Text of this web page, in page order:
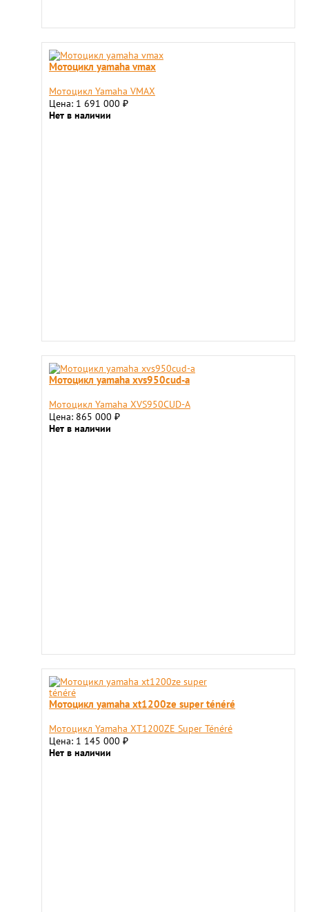
Мотоцикл yamaha vmax
Мотоцикл Yamaha VMAX
Цена: 1 691 000 ₽
Нет в наличии
Мотоцикл yamaha xvs950cud-a
Мотоцикл Yamaha XVS950CUD-A
Цена: 865 000 ₽
Нет в наличии
Мотоцикл yamaha xt1200ze super ténéré
Мотоцикл Yamaha XT1200ZE Super Ténéré
Цена: 1 145 000 ₽
Нет в наличии